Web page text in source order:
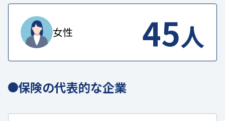
女性 45人
保険の代表的な企業